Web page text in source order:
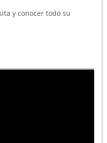
y conocer todo su